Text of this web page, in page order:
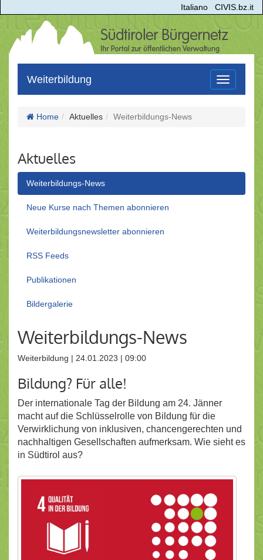
Italiano CIVIS.bz.it
Toggle
navigation
Weiterbildung
Home Aktuelles Weiterbildungs-News
Aktuelles
Weiterbildungs-News
Neue Kurse nach Themen abonnieren
Weiterbildungsnewsletter abonnieren
RSS Feeds
Publikationen
Bildergalerie
Weiterbildungs-News
Weiterbildung | 24.01.2023 | 09:00
Bildung? Für alle!
Der internationale Tag der Bildung am 24. Jänner
macht auf die Schlüsselrolle von Bildung für die
Verwirklichung von inklusiven, chancengerechten und
nachhaltigen Gesellschaften aufmerksam. Wie sieht es
in Südtirol aus?